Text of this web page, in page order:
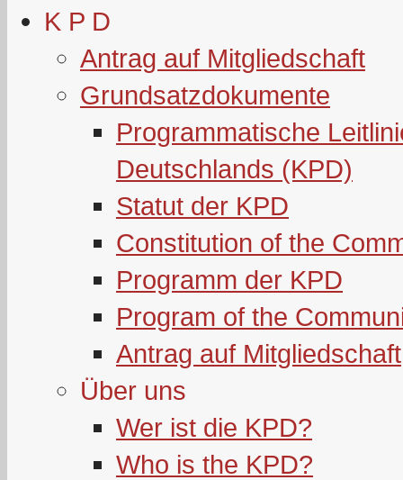
K P D
Antrag auf Mitgliedschaft
Grundsatzdokumente
Programmatische
Deutschlands (KPD)
Statut der KPD
Constitution of the
Programm der KPD
Program of the
Antrag auf Mitgliedschaft
Über uns
Wer ist die KPD?
Who is the KPD?